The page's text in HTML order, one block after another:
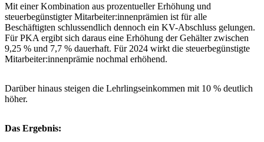
Mit einer Kombination aus prozentueller Erhöhung und
steuerbegünstigter Mitarbeiter:innenprämien ist für alle
Beschäftigten schlussendlich dennoch ein KV-Abschluss gelungen.
Für PKA ergibt sich daraus eine Erhöhung der Gehälter zwischen
9,25 % und 7,7 % dauerhaft. Für 2024 wirkt die steuerbegünstigte
Mitarbeiter:innenprämie nochmal erhöhend.
Darüber hinaus steigen die Lehrlingseinkommen mit 10 % deutlich
höher.
Das Ergebnis: